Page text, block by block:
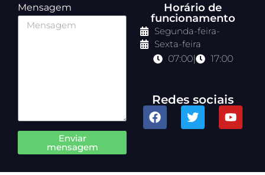
Mensagem
Enviar
mensagem
Horário de
funcionamento
Segunda-feira-
Sexta-feira
07:00| 17:00
Redes sociais